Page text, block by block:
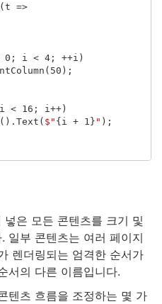
( t =>
0 ; i < 4; ++i )
( 50 );
i < 16 ; i ++)
(). Text ( $" { i + 1 } " );
은 모든 콘텐츠를 크기 및
일부 콘텐츠는 여러 페이지
렌더링되는 엄격한 순서가
서의 다른 이름입니다.
텐츠 흐름을 조정하는 몇 가